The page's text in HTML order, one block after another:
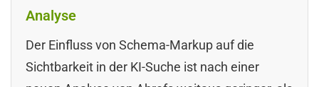
Analyse
Der Einfluss von Schema-Markup auf die
Sichtbarkeit in der KI-Suche ist nach einer